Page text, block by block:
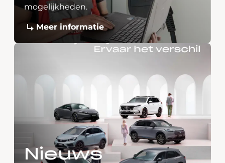
mogelijkheden.
Meer informatie
Nieuws